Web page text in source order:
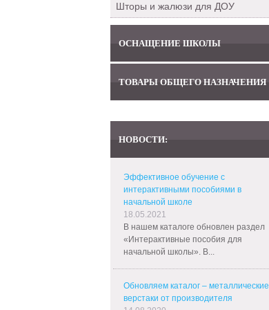
Шторы и жалюзи для ДОУ
ОСНАЩЕНИЕ ШКОЛЫ
ТОВАРЫ ОБЩЕГО НАЗНАЧЕНИЯ
НОВОСТИ:
Эффективное обучение с
интерактивными пособиями в
начальной школе
18.05.2021
В нашем каталоге обновлен раздел
«Интерактивные пособия для
начальной школы». В...
Обновляем каталог – металлические
верстаки от производителя